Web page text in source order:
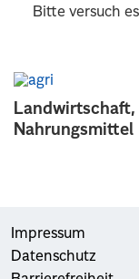
Nahrungsmittel
Bitte versuch
Impressum
Datenschutz